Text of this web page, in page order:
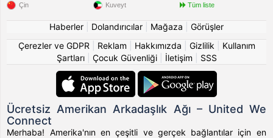
Çin Kuveyt Tüm liste
Haberler Dolandırıcılar Mağaza
Görüşler
Çerezler ve GDPR
Reklam Hakkımızda Gizlilik
Kullanım
Şartları| Çocuk Güvenliği| İletişim SSS
Ücretsiz Amerikan Arkadaşlık Ağı – United We
Connect
Merhaba! Amerika'nın en çeşitli ve gerçek bağlantılar için en